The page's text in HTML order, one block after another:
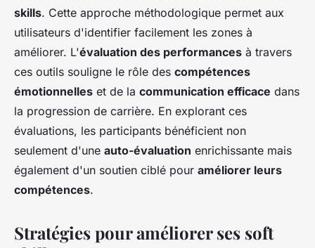
skills. Cette approche méthodologique permet aux
utilisateurs d'identifier facilement les zones à
améliorer. L'évaluation des performances à travers
ces outils souligne le rôle des compétences
émotionnelles et de la communication efficace dans
la progression de carrière. En explorant ces
évaluations, les participants bénéficient non
seulement d'une auto-évaluation enrichissante mais
également d'un soutien ciblé pour améliorer leurs
compétences.
Stratégies pour améliorer ses soft